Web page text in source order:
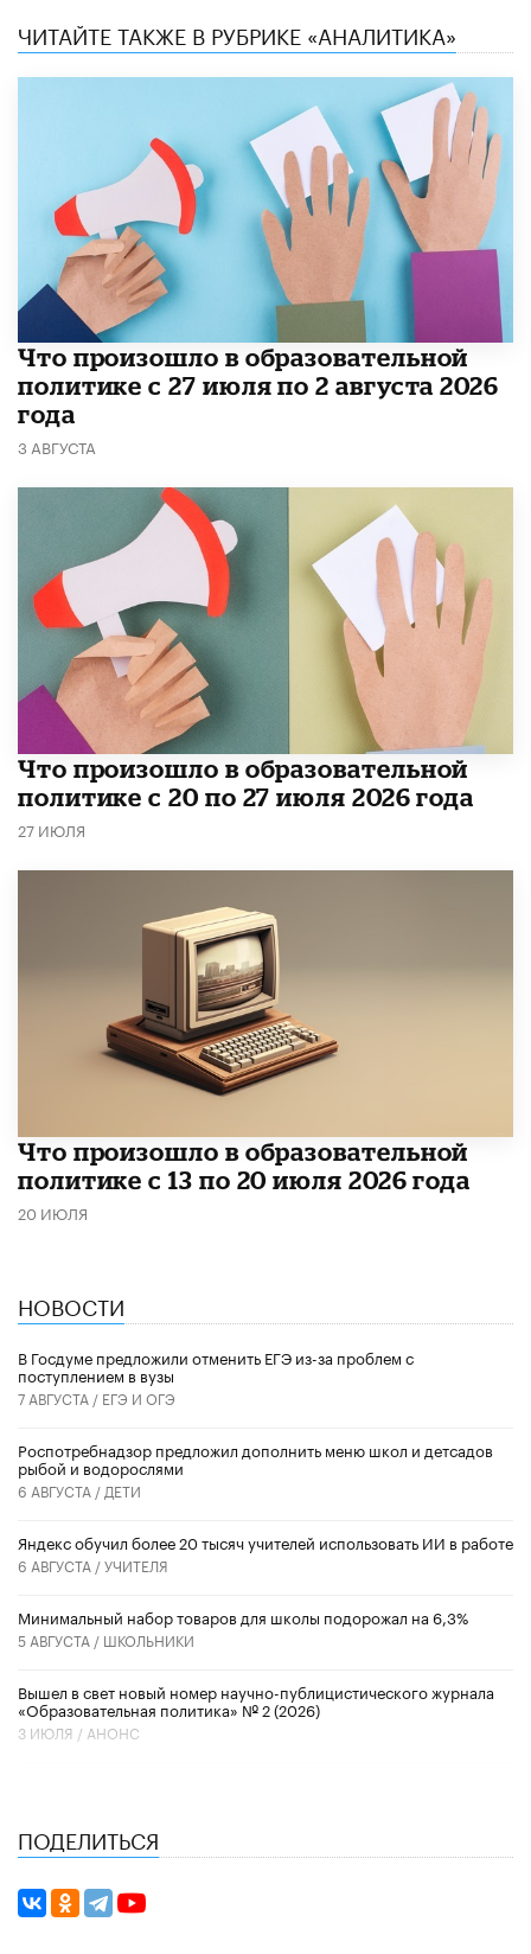
ЧИТАЙТЕ ТАКЖЕ В РУБРИКЕ «АНАЛИТИКА»
​Что произошло в образовательной
политике с 27 июля по 2 августа 2026
года
3 АВГУСТА
​Что произошло в образовательной
политике с 20 по 27 июля 2026 года
27 ИЮЛЯ
Что произошло в образовательной
политике с 13 по 20 июля 2026 года
20 ИЮЛЯ
НОВОСТИ
В Госдуме предложили отменить ЕГЭ из-за проблем с
поступлением в вузы
7 АВГУСТА / ЕГЭ И ОГЭ
Роспотребнадзор предложил дополнить меню школ и детсадов
рыбой и водорослями
6 АВГУСТА / ДЕТИ
​Яндекс обучил более 20 тысяч учителей использовать ИИ в работе
6 АВГУСТА /УЧИТЕЛЯ
Минимальный набор товаров для школы подорожал на 6,3%
5 АВГУСТА / ШКОЛЬНИКИ
Вышел в свет новый номер научно-публицистического журнала
«Образовательная политика» № 2 (2026)
3 ИЮЛЯ / АНОНС
ПОДЕЛИТЬСЯ